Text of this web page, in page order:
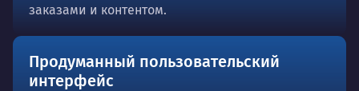
заказами и контентом.
Продуманный пользовательский
интерфейс